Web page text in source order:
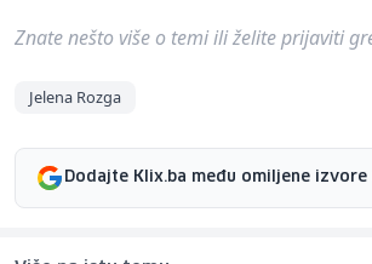
Znate nešto više o temi ili želite prijaviti
Jelena Rozga
Dodajte Klix.ba među omiljene izvore